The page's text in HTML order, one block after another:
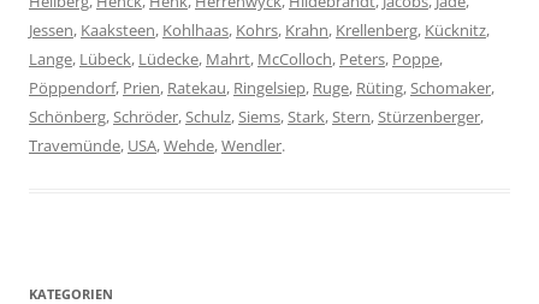
Jessen, Kaaksteen, Kohlhaas, Kohrs, Krahn, Krellenberg, Kücknitz,
Lange, Lübeck, Lüdecke, Mahrt, McColloch, Peters, Poppe,
Pöppendorf, Prien, Ratekau, Ringelsiep, Ruge, Rüting,Schomaker,
Schönberg,Schröder,Schulz,Siems,Stark,Stern,Stürzenberger,
Travemünde, USA,Wehde,Wendler.
KATEGORIEN